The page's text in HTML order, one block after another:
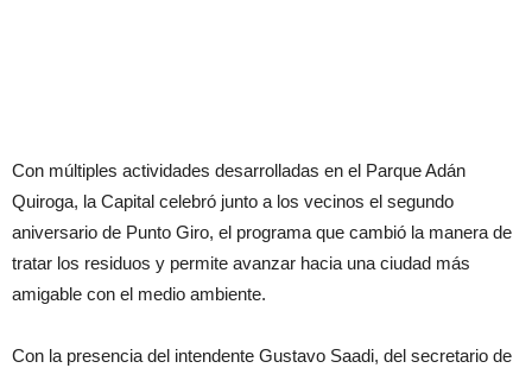
Con múltiples actividades desarrolladas en el Parque Adán
Quiroga, la Capital celebró junto a los vecinos el segundo
aniversario de Punto Giro, el programa que cambió la manera de
tratar los residuos y permite avanzar hacia una ciudad más
amigable con el medio ambiente.
Con la presencia del intendente Gustavo Saadi, del secretario de